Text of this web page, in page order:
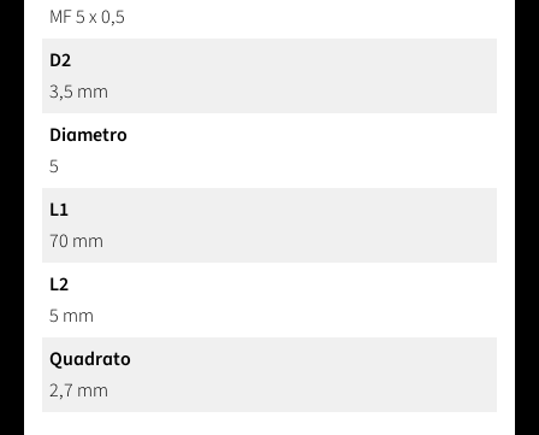
MF 5 x 0,5
D2
3,5 mm
Diametro
5
L1
70 mm
L2
5 mm
Quadrato
2,7 mm